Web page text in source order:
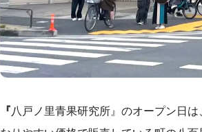
『 八戸ノ里青果研究所』のオープン日